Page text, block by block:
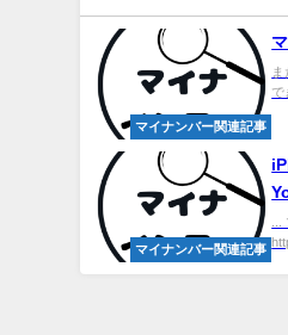
マイナンバー関連記事
で
マイナンバー関連記事